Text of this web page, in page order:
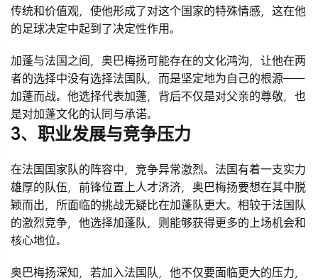
传统和价值观，使他形成了对这个国家的特殊情感，这在他
的足球决定中起到了决定性作用。
加蓬与法国之间，奥巴梅扬可能存在的文化鸿沟，让他在两
者的选择中没有选择法国队，而是坚定地为自己的根源——
加蓬而战。他选择代表加蓬，背后不仅是对父亲的尊敬，也
是对加蓬文化的认同与承诺。
3、职业发展与竞争压力
在法国国家队的阵容中，竞争异常激烈。法国有着一支实力
雄厚的队伍，前锋位置上人才济济，奥巴梅扬要想在其中脱
颖而出，所面临的挑战无疑比在加蓬队更大。相较于法国队
的激烈竞争，他选择加蓬队，则能够获得更多的上场机会和
核心地位。
奥巴梅扬深知，若加入法国队，他不仅要面临更大的压力，